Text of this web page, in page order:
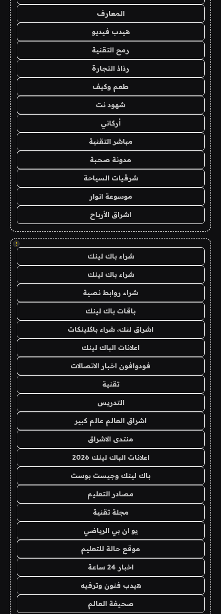
المعارف
هيدب فيديو
رمح التقنية
رذاذ التجارة
طعم وكيف
شهود نت
أركاني
مباشر التقنية
مدونة صحبة
شرقيات السياحة
موسوعة انوار
اشراق الأرباح
!
شراء باك لينك
شراء باك لينك
شراء روابط نصية
باقات باك لينك
اشراق لنك، شراء باكلينكات
اعلانات الباك لينك
فودوافون اخبار الاتصالات
تقنية
التدريس
اشراق العالم عالم كبير
منتدى الاشراق
اعلانات الباك لينك 2026
باك لينك وجيست بوست
مصادر التعليم
مجلة تقنية
يو ان بي الرياضي
موقع حالة للتعليم
اخبار 24 ساعة
هيدب فنون وترفيه
صحيفة العالم